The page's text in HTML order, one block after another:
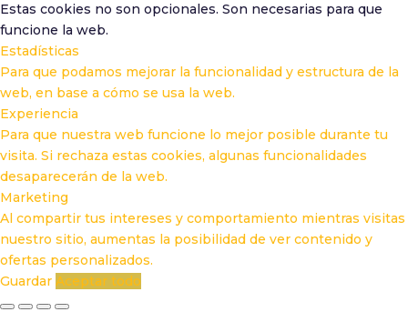
Estas cookies no son opcionales. Son necesarias para que
funcione la web.
Estadísticas
Para que podamos mejorar la funcionalidad y estructura de la
web, en base a cómo se usa la web.
Experiencia
Para que nuestra web funcione lo mejor posible durante tu
visita. Si rechaza estas cookies, algunas funcionalidades
desaparecerán de la web.
Marketing
Al compartir tus intereses y comportamiento mientras visitas
nuestro sitio, aumentas la posibilidad de ver contenido y
ofertas personalizados.
Guardar Aceptar todo